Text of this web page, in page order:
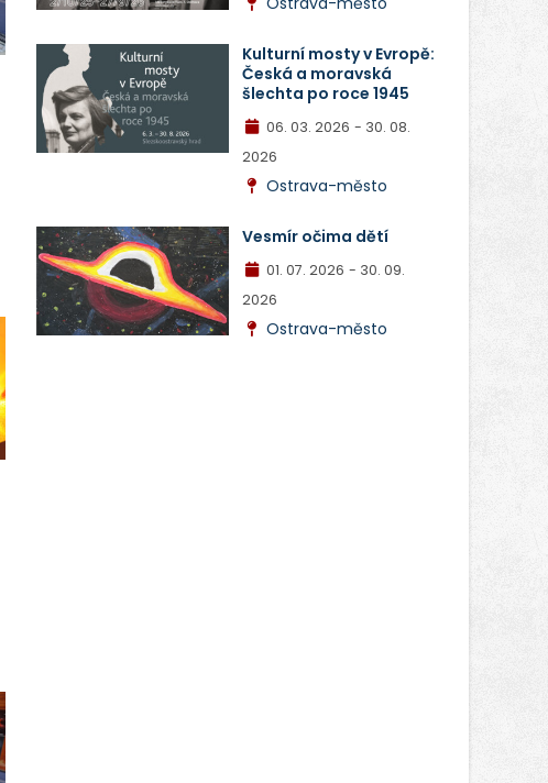
Kulturní mosty v Evropě:
Česká a moravská
šlechta po roce 1945
06. 03. 2026 - 30. 08.
2026
Ostrava-město
Vesmír očima dětí
01. 07. 2026 - 30. 09.
2026
Ostrava-město